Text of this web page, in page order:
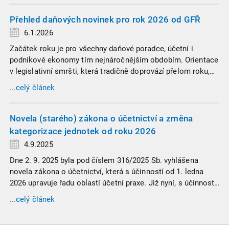
Přehled daňových novinek pro rok 2026 od GFŘ
6.1.2026
Začátek roku je pro všechny daňové poradce, účetní i
podnikové ekonomy tím nejnáročnějším obdobím. Orientace
v legislativní smršti, která tradičně doprovází přelom roku,
vyžaduje nastudovat všechny novely a doprovodné
informace. Generální finanční ředitelství (GFŘ) zveřejnilo
žádného daňového profesionála.
...celý článek
Novela (starého) zákona o účetnictví a změna
kategorizace jednotek od roku 2026
4.9.2025
Dne 2. 9. 2025 byla pod číslem 316/2025 Sb. vyhlášena
novela zákona o účetnictví, která s účinností od 1. ledna
2026 upravuje řadu oblastí účetní praxe. Již nyní, s účinností
od 3. září 2025, platí nová, zvýšená kritéria pro zařazení firem
do velikostních a použijí se zpětně již pro účetní období
...celý článek